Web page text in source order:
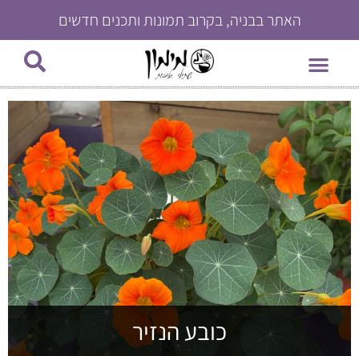
האתר בבניה, בקרוב תמונות ותכנים חדשים
כובע הנזיר